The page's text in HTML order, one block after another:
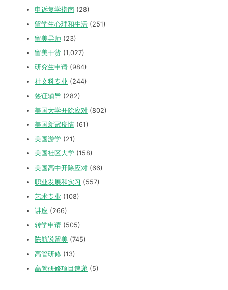
申诉复学指南 (28)
留学生心理和生活 (251)
留美导师 (23)
留美干货 (1,027)
研究生申请 (984)
社文科专业 (244)
签证辅导 (282)
美国大学开除应对 (802)
美国新冠疫情 (61)
美国游学 (21)
美国社区大学 (158)
美国高中开除应对 (66)
职业发展和实习 (557)
艺术专业 (108)
讲座 (266)
转学申请 (505)
陈航说留美 (745)
高管研修 (13)
高管研修项目速递 (5)